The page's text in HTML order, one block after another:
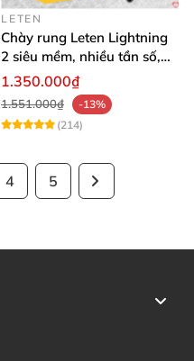
LETEN
Chày rung Leten Lightning
2 siêu mềm, nhiều tần số,
phát nhiệt kích thích
1.350.000₫
1.551.000₫
-13%
(214)
4 5